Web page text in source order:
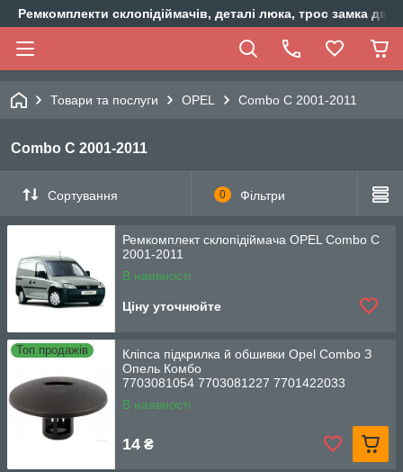
Ремкомплекти склопідіймачів, деталі люка, трос замка
Товари та послуги OPEL Combo C 2001-2011
Combo C 2001-2011
Сортування 0 Фільтри
Ремкомплект склопідіймача OPEL Combo C
2001-2011
В наявності
Ціну уточнюйте
Топ продажів
Кліпса підкрилка й обшивки Opel Combo З
Опель Комбо
7703081054 7703081227 7701422033
В наявності
14 ₴